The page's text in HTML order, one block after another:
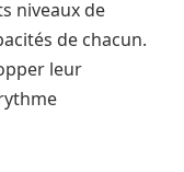
niveaux de
de chacun.
leur